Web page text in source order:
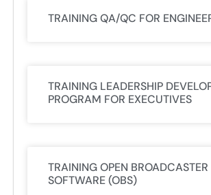
TRAINING QA/QC FOR
TRAINING LEADERSHIP
PROGRAM FOR EXECUTIVES
TRAINING OPEN BROADCASTER
SOFTWARE (OBS)